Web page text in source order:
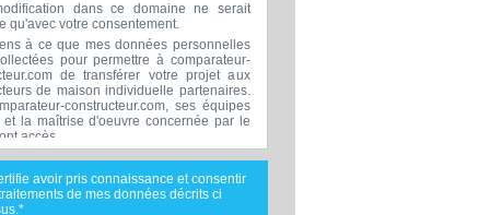
dans ce domaine ne serait
qu'avec votre consentement.
à ce que mes données personnelles
pour permettre à comparateur-
de transférer votre projet aux
de maison individuelle partenaires.
constructeur.com, ses équipes
et la maîtrise d'oeuvre concernée par le
accès.
transmission de données à des tiers à
de ceux décrits ci dessus n'est
téléphoniques seront uniquement
avoir pris connaissance et consentir
de mes données décrits ci